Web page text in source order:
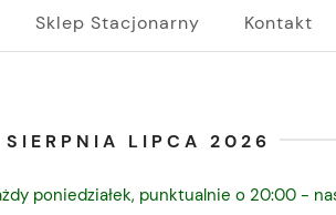
Sklep Stacjonarny Kontakt
LIPCA 2026
poniedziałek, punktualnie o 20:00 -